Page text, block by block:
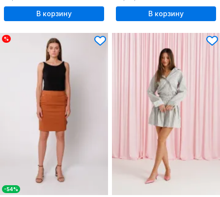
В корзину В корзину
%
-54%